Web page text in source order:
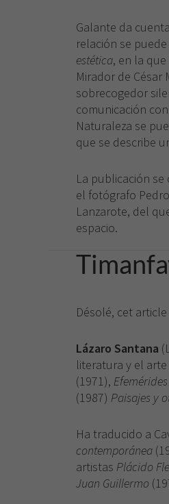
Galante da
relación se
estética, en la
Mirador de
sobrecogedor
comunicación
Naturaleza se
que se describe
La publicación
el fotógrafo
Lanzarote, del
espacio.
Désolé, cet
Lázaro Santana
literatura y el
(1971), Efemérides
(1987) Paisajes y
Ha traducido a
contemporánea
artistas Plácido
Juan Guillermo